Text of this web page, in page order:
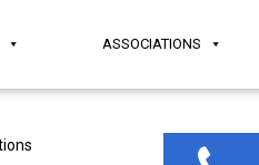
ASSOCIATIONS